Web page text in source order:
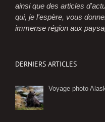
ainsi que des articles
qui, je l'espère, vous
immense région aux
DERNIERS ARTICLES
Voyage photo